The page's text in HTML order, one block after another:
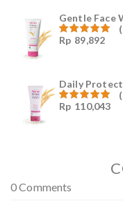
Gentle Face
Dinilai
Rp 89,892
Daily
Dinilai
Rp 110,043
0 Comments